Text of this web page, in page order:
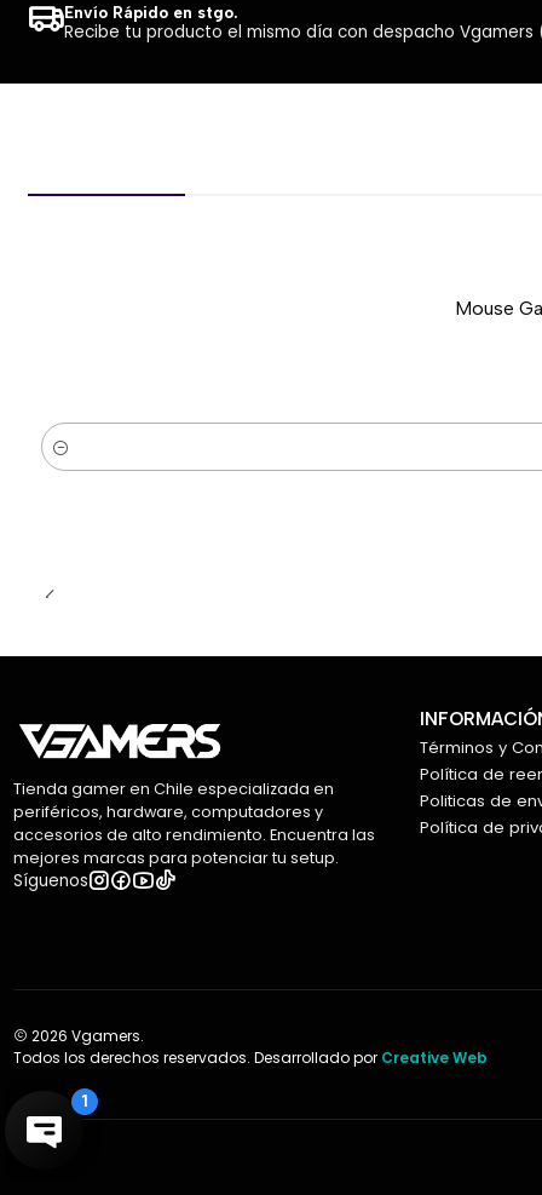
Envío Rápido en stgo.
Recibe tu producto el mismo día con despacho
Mouse
Cantidad
Tienda gamer en Chile especializada en
periféricos, hardware, computadores y
accesorios de alto rendimiento. Encuentra las
mejores marcas para potenciar tu setup.
Síguenos
Términos y
Política de
Politicas de
Política de
2026 Vgamers.
Todos los derechos reservados. Desarrollado por Creative Web